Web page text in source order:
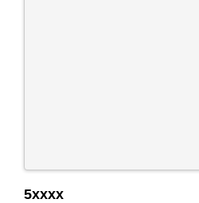
5xxxx